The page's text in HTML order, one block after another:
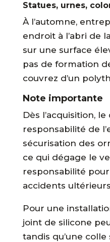
Statues, urnes,
À l’automne,
endroit à l’abri de
sur une surface
pas de formation
couvrez d’un
Note importante
Dès l’acquisition,
responsabilité de
sécurisation des
ce qui dégage le
responsabilité
accidents
Pour une
joint de silicone
tandis qu’une